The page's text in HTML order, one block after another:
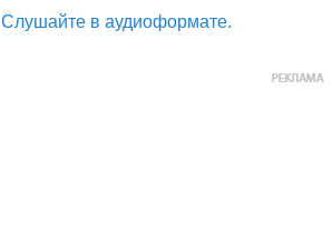
Слушайте в аудиоформате.